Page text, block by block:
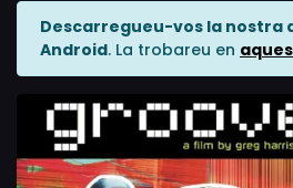
Descarregueu-vos la nostra
Android. La trobareu en